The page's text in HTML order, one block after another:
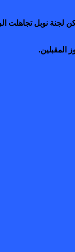
لجنة نوبل